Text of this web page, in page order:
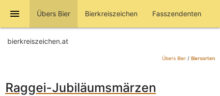
menu Übers Bier Bierkreiszeichen Fasszendenten
bierkreiszeichen.at
Übers Bier/ Biersorten
Raggei-Jubiläumsmärzen